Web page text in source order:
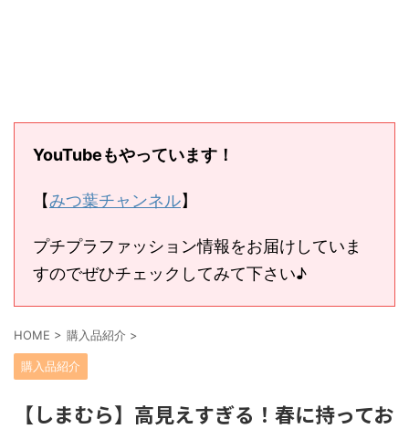
YouTubeもやっています！
【みつ葉チャンネル】
プチプラファッション情報をお届けしていま
すのでぜひチェックしてみて下さい♪
HOME > 購入品紹介 >
購入品紹介
【しまむら】高見えすぎる！春に持ってお